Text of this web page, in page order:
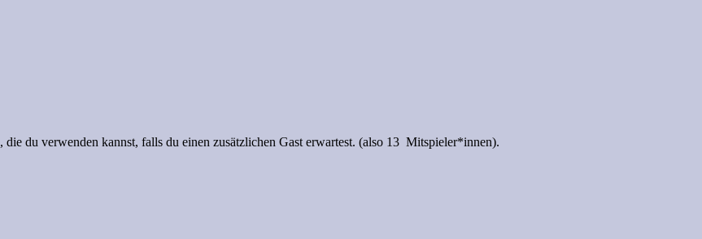
, die du verwenden kannst, falls du einen zusätzlichen Gast erwartest. (also 13 Mitspieler*innen).